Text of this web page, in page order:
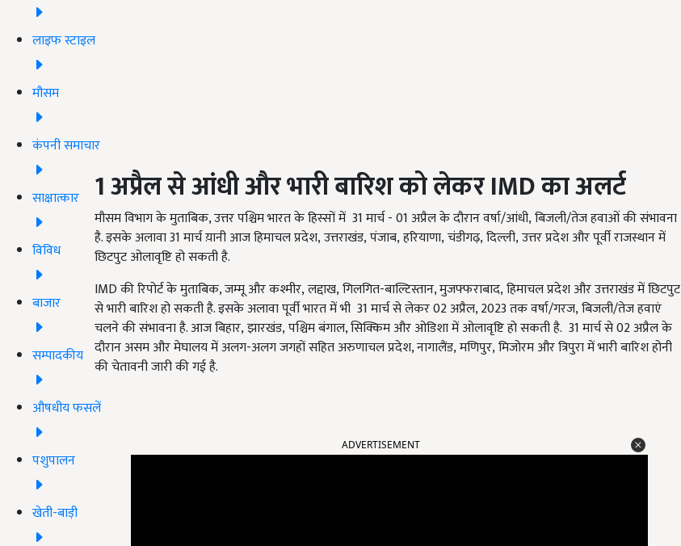
लाइफ स्टाइल
मौसम
कंपनी समाचार
साक्षात्कार
विविध
बाजार
सम्पादकीय
औषधीय फसलें
पशुपालन
खेती-बाड़ी
1अप्रैल से आंधी और भारी बारिश को लेकरIMDका अलर्ट
मौसम विभाग के मुताबिक,उत्तर पश्चिम भारत के हिस्सों में 31मार्च -01अप्रैल के दौरान वर्षा/आंधी, बिजली/तेज हवाओं की संभावना
है. इसके अलावा 31मार्च य़ानी आज हिमाचल प्रदेश, उत्तराखंड, पंजाब, हरियाणा, चंडीगढ़, दिल्ली, उत्तर प्रदेश और पूर्वी राजस्थान में
छिटपुट ओलावृष्टि हो सकती है.
IMDकी रिपोर्ट के मुताबिक,जम्मू और कश्मीर, लद्दाख, गिलगित-बाल्टिस्तान,मुजफ्फराबाद, हिमाचल प्रदेश और उत्तराखंड में छिटपुट
से भारी बारिश हो सकती है. इसके अलावा पूर्वी भारत में भी 31मार्च से लेकर02अप्रैल, 2023तक वर्षा/गरज, बिजली/तेज हवाएं
चलने की संभावना है. आज बिहार, झारखंड, पश्चिम बंगाल,सिक्किम और ओडिशा में ओलावृष्टि हो सकती है. 31मार्च से02अप्रैल के
दौरान असम और मेघालय में अलग-अलग जगहों सहित अरुणाचल प्रदेश,नागालैंड, मणिपुर, मिजोरम और त्रिपुरा में भारी बारिश होनी
की चेतावनी जारी की गई है.